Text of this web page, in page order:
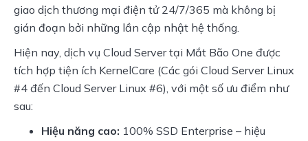
giao dịch thương mại điện tử 24/7/365 mà không bị
gián đoạn bởi những lần cập nhật hệ thống.
Hiện nay, dịch vụ Cloud Server tại Mắt Bão One được
tích hợp tiện ích KernelCare (Các gói Cloud Server Linux
#4 đến Cloud Server Linux #6), với một số ưu điểm như
sau:
Hiệu năng cao: 100% SSD Enterprise – hiệu